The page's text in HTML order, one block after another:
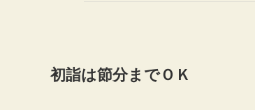
初詣は節分までＯＫ